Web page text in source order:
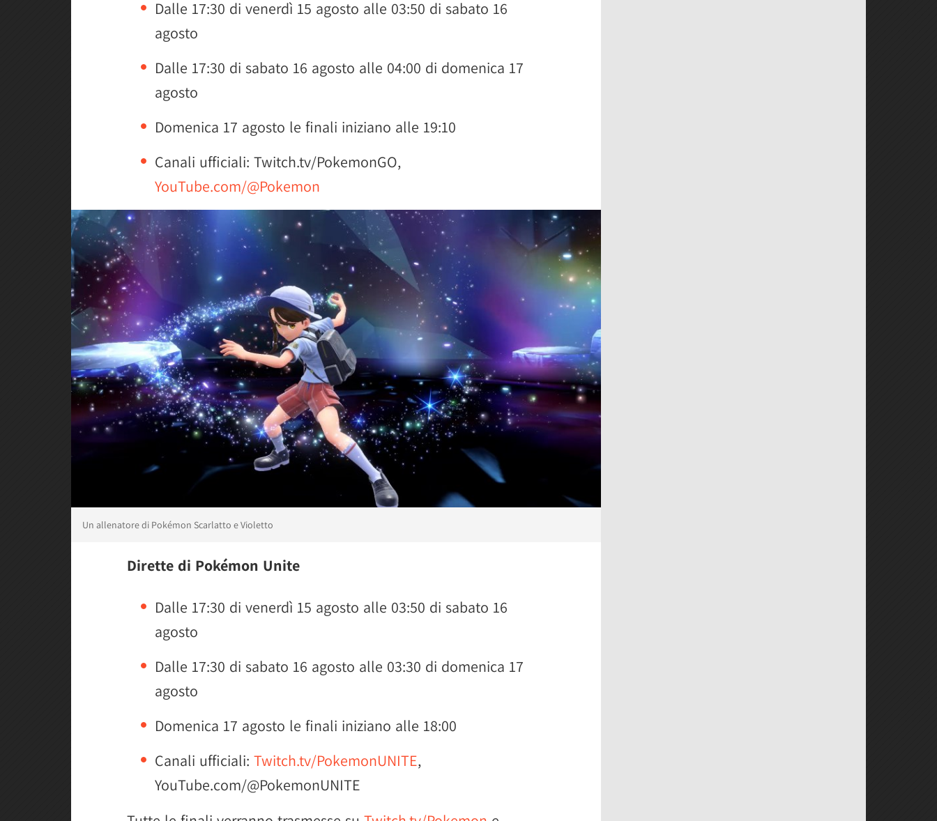
Dalle 17:30 di venerdì 15 agosto alle 03:50 di sabato 16
agosto
Dalle 17:30 di sabato 16 agosto alle 04:00 di domenica 17
agosto
Domenica 17 agosto le finali iniziano alle 19:10
Canali ufficiali: Twitch.tv/PokemonGO,
YouTube.com/@Pokemon
Un allenatore di Pokémon Scarlatto e Violetto
Dirette di Pokémon Unite
Dalle 17:30 di venerdì 15 agosto alle 03:50 di sabato 16
agosto
Dalle 17:30 di sabato 16 agosto alle 03:30 di domenica 17
agosto
Domenica 17 agosto le finali iniziano alle 18:00
Canali ufficiali: Twitch.tv/PokemonUNITE,
YouTube.com/@PokemonUNITE